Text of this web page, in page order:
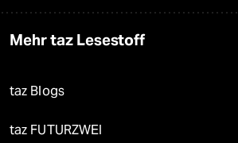
Mehr taz Lesestoff
taz Blogs
taz FUTURZWEI